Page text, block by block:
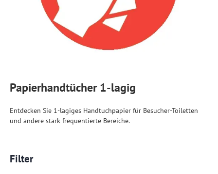
Papierhandtücher 1-lagig
Entdecken Sie 1-lagiges Handtuchpapier für Besucher-Toiletten
und andere stark frequentierte Bereiche.
Filter